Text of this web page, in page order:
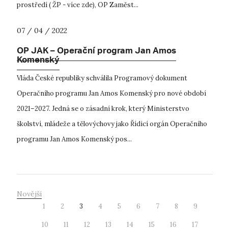
prostředí ( ŽP - více zde), OP Zaměst...
07 / 04 / 2022
OP JAK – Operační program Jan Amos
Komenský
Vláda České republiky schválila Programový dokument
Operačního programu Jan Amos Komenský pro nové období
2021–2027. Jedná se o zásadní krok, který Ministerstvo
školství, mládeže a tělovýchovy jako Řídicí orgán Operačního
programu Jan Amos Komenský pos...
Novější
1 2 3 4 5 6 7 8 9
10 11 12 13 14 15 16 17